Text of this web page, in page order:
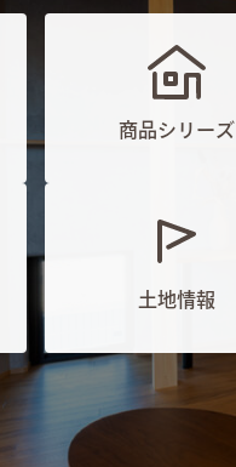
商品シリーズ
土地情報